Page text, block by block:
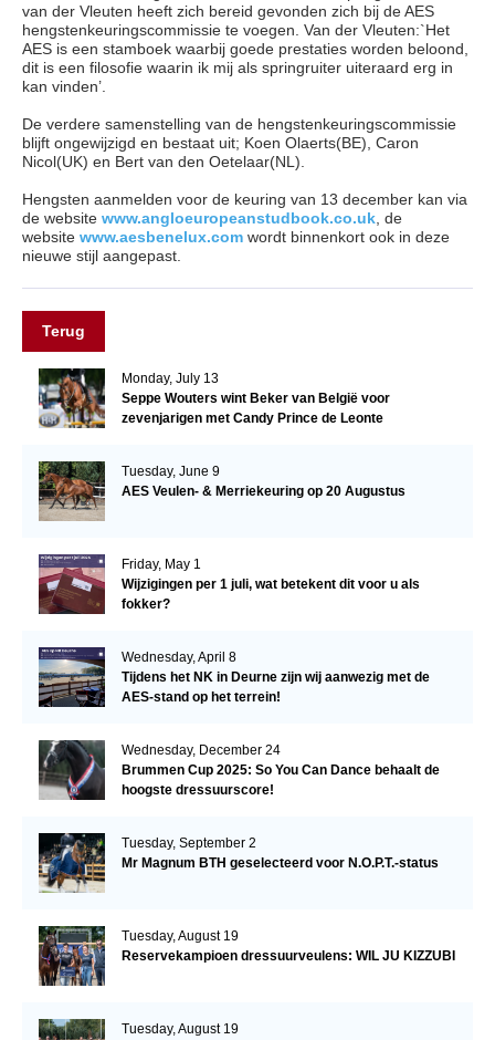
van der Vleuten heeft zich bereid gevonden zich bij de AES
hengstenkeuringscommissie te voegen. Van der Vleuten:`Het
AES is een stamboek waarbij goede prestaties worden beloond,
dit is een filosofie waarin ik mij als springruiter uiteraard erg in
kan vinden’.
De verdere samenstelling van de hengstenkeuringscommissie
blijft ongewijzigd en bestaat uit; Koen Olaerts(BE), Caron
Nicol(UK) en Bert van den Oetelaar(NL).
Hengsten aanmelden voor de keuring van 13 december kan via
de website www.angloeuropeanstudbook.co.uk, de
website www.aesbenelux.comwordt binnenkort ook in deze
nieuwe stijl aangepast.
Terug
Monday, July 13
Seppe Wouters wint Beker van België voor
zevenjarigen met Candy Prince de Leonte
Tuesday, June 9
AES Veulen- & Merriekeuring op 20 Augustus
Friday, May 1
Wijzigingen per 1 juli, wat betekent dit voor u als
fokker?
Wednesday, April 8
Tijdens het NK in Deurne zijn wij aanwezig met de
AES-stand op het terrein!
Wednesday, December 24
Brummen Cup 2025: So You Can Dance behaalt de
hoogste dressuurscore!
Tuesday, September 2
Mr Magnum BTH geselecteerd voor N.O.P.T.-status
Tuesday, August 19
Reservekampioen dressuurveulens: WIL JU KIZZUBI
Tuesday, August 19